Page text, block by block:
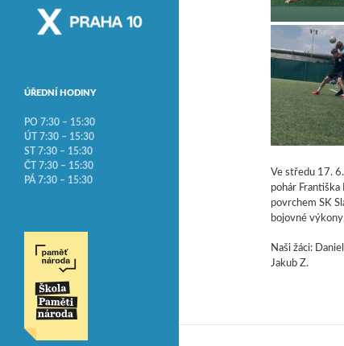
Ve středu 17.
pohár
povrchem SK
bojovné
Naši žáci:
Jakub Z.
ÚŘEDNÍ HODINY
PO 7:30 – 15:30
ÚT 7:30 – 15:30
ST 7:30 – 15:30
ČT 7:30 – 15:30
PÁ 7:30 – 15:30